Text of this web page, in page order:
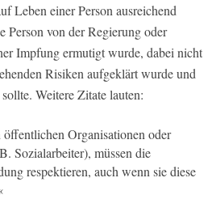
Leben einer Person ausreichend
Person von der Regierung oder
Impfung ermutigt wurde, dabei nicht
Risiken aufgeklärt wurde und
Weitere Zitate lauten:
Organisationen oder
Sozialarbeiter), müssen die
respektieren, auch wenn sie diese